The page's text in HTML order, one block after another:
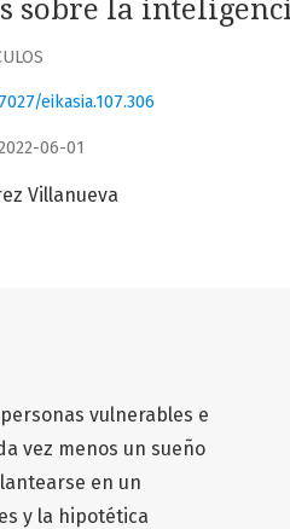
sobre la
eikasia.107.306
06-01
Villanueva
vulnerables e
vez menos un sueño
en un
y la hipotética